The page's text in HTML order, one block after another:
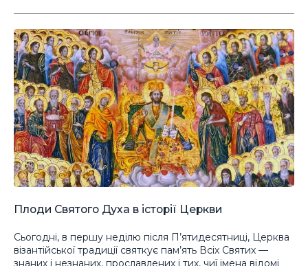
Плоди Святого Духа в історії Церкви
Сьогодні, в першу неділю після П’ятидесятниці, Церква
візантійської традиції святкує пам’ять Всіх Святих —
знаних і незнаних, прославлених і тих, чиї імена відомі